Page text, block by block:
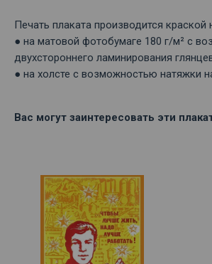
Печать плаката производится краской
● на матовой фотобумаге 180 г/м² с
двухстороннего ламинирования
● на холсте с возможностью натяжки
Вас могут заинтересовать эти